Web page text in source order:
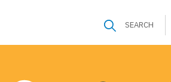
SEARCH